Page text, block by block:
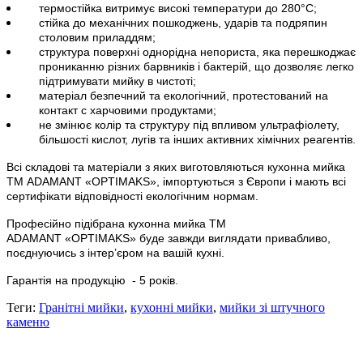
термостійка витримує високі температури до 280°С;
стійка до механічних пошкоджень, ударів та подряпин
столовим приладдям;
структура поверхні однорідна непориста, яка перешкоджає
прониканню різних барвників і бактерій, що дозволяє легко
підтримувати мийку в чистоті;
матеріал безпечний та екологічний, протестований на
контакт с харчовими продуктами;
не змінює колір та структуру під впливом ультрафіолету,
більшості кислот, лугів та інших активних хімічних реагентів.
Всі складові та матеріали з яких виготовляються кухонна мийка
ТМ ADAMANT «OPTIMAKS» , імпортуються з Європи і мають всі
сертифікати відповідності екологічним нормам.
Професійно підібрана кухонна мийка ТМ
ADAMANT «OPTIMAKS» буде завжди виглядати привабливо,
поєднуючись з інтер’єром на вашій кухні.
Гарантія на продукцію - 5 років.
Теги: Гранітні мийки, кухонні мийки, мийки зі штучного
каменю